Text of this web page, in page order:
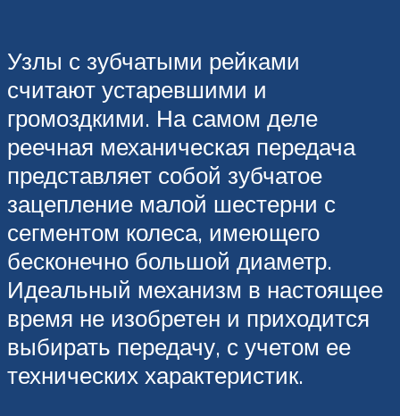
Узлы с зубчатыми рейками
считают устаревшими и
громоздкими. На самом деле
реечная механическая передача
представляет собой зубчатое
зацепление малой шестерни с
сегментом колеса, имеющего
бесконечно большой диаметр.
Идеальный механизм в настоящее
время не изобретен и приходится
выбирать передачу, с учетом ее
технических характеристик.